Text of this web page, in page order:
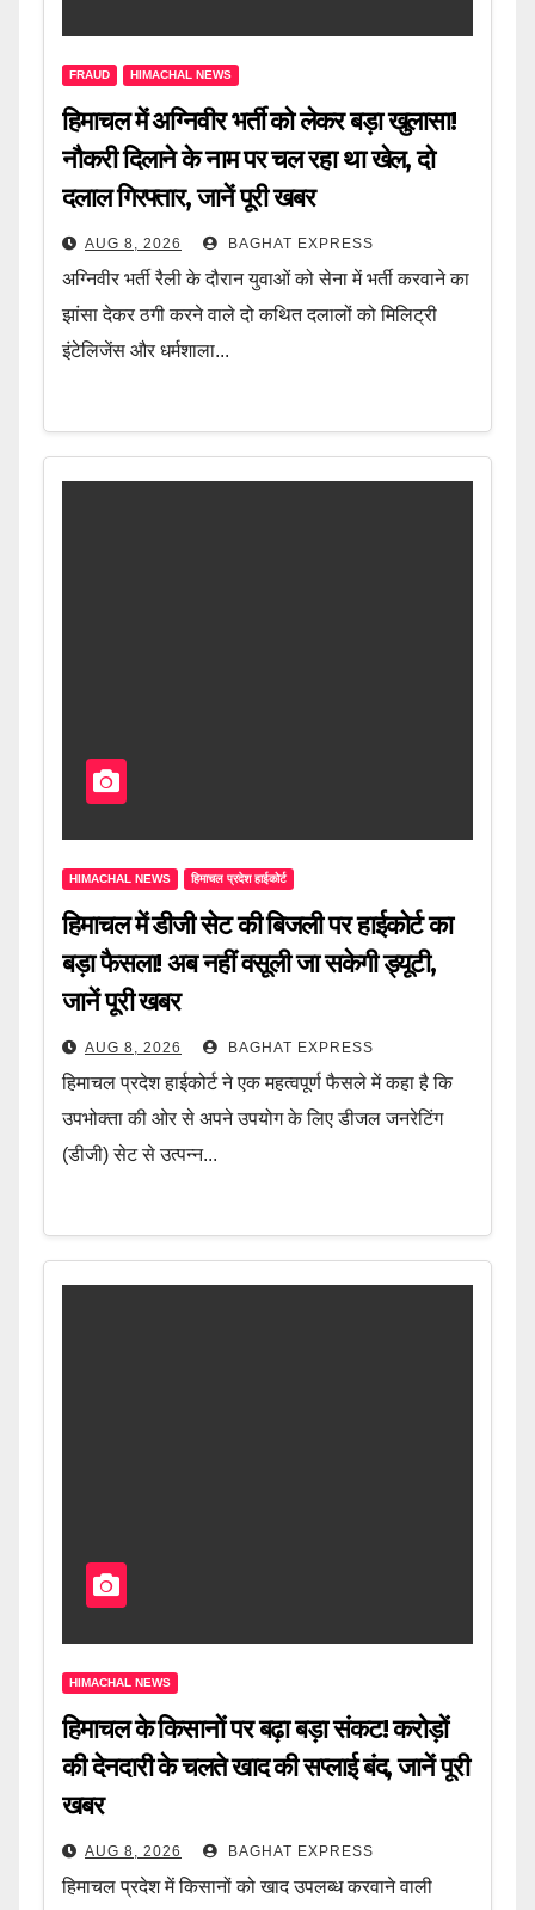
FRAUD HIMACHAL NEWS
हिमाचल में अग्निवीर भर्ती को लेकर बड़ा खुलासा!
नौकरी दिलाने के नाम पर चल रहा था खेल, दो
दलाल गिरफ्तार, जानें पूरी खबर
AUG 8, 2026 BAGHAT EXPRESS
अग्निवीर भर्ती रैली के दौरान युवाओं को सेना में भर्ती करवाने का
झांसा देकर ठगी करने वाले दो कथित दलालों को मिलिट्री
इंटेलिजेंस और धर्मशाला...
HIMACHAL NEWS हिमाचल प्रदेश हाईकोर्ट
हिमाचल में डीजी सेट की बिजली पर हाईकोर्ट का
बड़ा फैसला! अब नहीं वसूली जा सकेगी ड्यूटी,
जानें पूरी खबर
AUG 8, 2026 BAGHAT EXPRESS
हिमाचल प्रदेश हाईकोर्ट ने एक महत्वपूर्ण फैसले में कहा है कि
उपभोक्ता की ओर से अपने उपयोग के लिए डीजल जनरेटिंग
(डीजी) सेट से उत्पन्न...
HIMACHAL NEWS
हिमाचल के किसानों पर बढ़ा बड़ा संकट! करोड़ों
की देनदारी के चलते खाद की सप्लाई बंद, जानें पूरी
खबर
AUG 8, 2026 BAGHAT EXPRESS
हिमाचल प्रदेश में किसानों को खाद उपलब्ध करवाने वाली